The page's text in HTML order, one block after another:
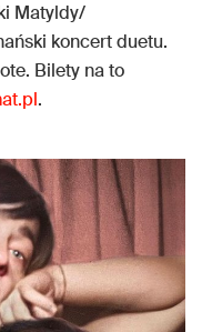
Matyldy/
koncert duetu.
Bilety na to
.